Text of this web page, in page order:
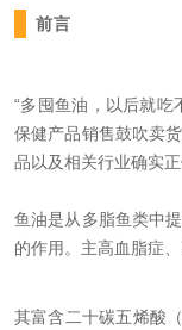
前言
“多囤鱼油，以后就
保健产品销售鼓吹卖货
品以及相关行业确实正饱
鱼油是从多脂鱼类中提取
的作用。主高血脂症、
其富含二十碳五烯酸